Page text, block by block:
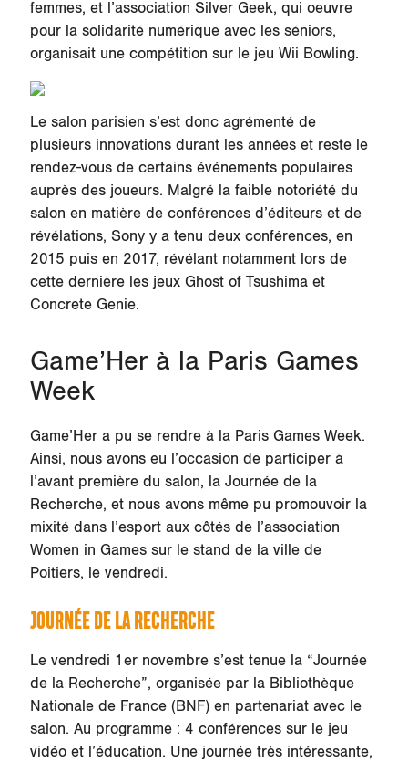
femmes, et l’association Silver Geek, qui oeuvre
pour la solidarité numérique avec les séniors,
organisait une compétition sur le jeu Wii Bowling.
Le salon parisien s’est donc agrémenté de
plusieurs innovations durant les années et reste le
rendez-vous de certains événements populaires
auprès des joueurs. Malgré la faible notoriété du
salon en matière de conférences d’éditeurs et de
révélations, Sony y a tenu deux conférences, en
2015 puis en 2017, révélant notamment lors de
cette dernière les jeux Ghost of Tsushima et
Concrete Genie.
Game’Her à la Paris Games
Week
Game’Her a pu se rendre à la Paris Games Week.
Ainsi, nous avons eu l’occasion de participer à
l’avant première du salon, la Journée de la
Recherche, et nous avons même pu promouvoir la
mixité dans l’esport aux côtés de l’association
Women in Games sur le stand de la ville de
Poitiers, le vendredi.
JOURNÉE DE LA RECHERCHE
Le vendredi 1er novembre s’est tenue la “Journée
de la Recherche”, organisée par la Bibliothèque
Nationale de France (BNF) en partenariat avec le
salon. Au programme : 4 conférences sur le jeu
vidéo et l’éducation. Une journée très intéressante,